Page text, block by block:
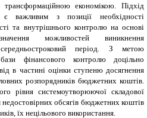
економікою. Підхід
важливим з позиції необхідності
та внутрішнього контролю на основі
можливостей виникнення
період. З метою
фінансового контролю доцільно
в частині оцінки ступеню досягнення
розпорядників бюджетних коштів.
рівня системоутворюючої складової
обсягів бюджетних коштів
їх нецільового використання.